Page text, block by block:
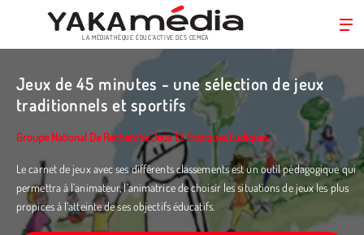
contenu
LA MÉDIATHÈQUE ÉDUC’ACTIVE DES CEMÉA
Jeux de 45 minutes - une sélection de jeux
traditionnels et sportifs
Groupe National De Recherche Jeux Et Pratiques Ludiques
Le carnet de jeux avec ses différents classements est un outil pédagogique qui
permettra à l’animateur, l’animatrice de choisir les situations de jeux les plus
propices à l’atteinte de ses objectifs éducatifs.